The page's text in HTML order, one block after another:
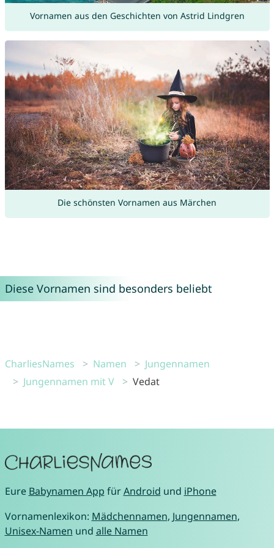
Vornamen aus den Geschichten von Astrid Lindgren
Die schönsten Vornamen aus Märchen
Diese Vornamen sind besonders beliebt
CharliesNames Namen
Jungennamen
Jungennamen mit V
Vedat
Eure Babynamen App fürAndroid und iPhone
Vornamenlexikon: Mädchennamen, Jungennamen,
Unisex-Namen und alle Namen